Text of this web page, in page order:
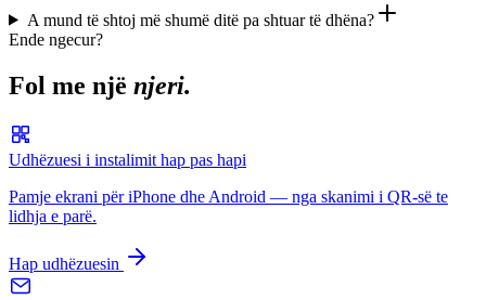
A mund të shtoj më shumë ditë pa shtuar të dhëna?
Ende ngecur?
Fol me një njeri.
Udhëzuesi i instalimit hap pas hapi
Pamje ekrani për iPhone dhe Android — nga skanimi i QR-së te
lidhja e parë.
Hap udhëzuesin